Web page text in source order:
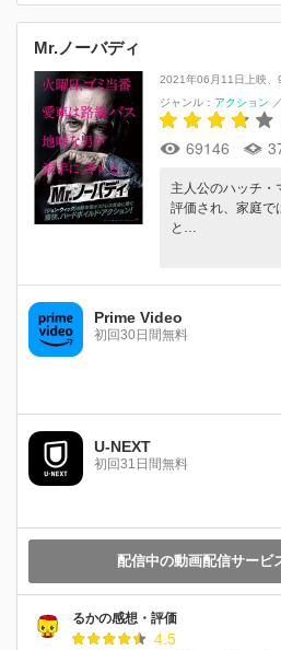
Mr.ノーバディ
2021年06月11日上映
ジャンル： アクション ／
69146
主人公のハッチ・
評価され、家庭で
と…
Prime Video
初回30日間無料
U-NEXT
初回31日間無料
配信中の動画配信サービ
るかの感想・評価
4.5